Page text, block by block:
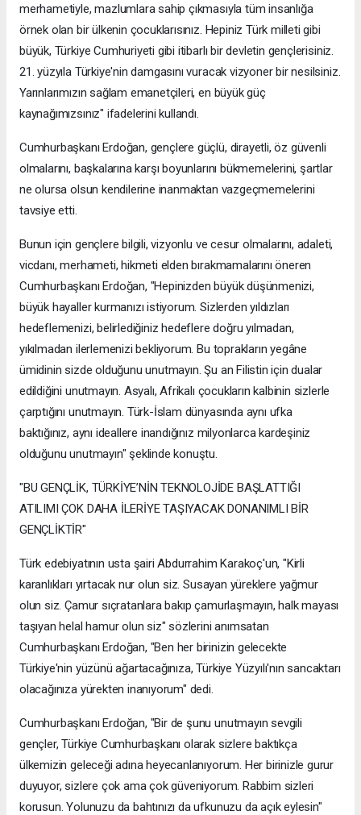
merhametiyle, mazlumlara sahip çıkmasıyla tüm insanlığa
örnek olan bir ülkenin çocuklarısınız. Hepiniz Türk milleti gibi
büyük, Türkiye Cumhuriyeti gibi itibarlı bir devletin gençlerisiniz.
21. yüzyıla Türkiye'nin damgasını vuracak vizyoner bir nesilsiniz.
Yarınlarımızın sağlam emanetçileri, en büyük güç
kaynağımızsınız" ifadelerini kullandı.
Cumhurbaşkanı Erdoğan, gençlere güçlü, dirayetli, öz güvenli
olmalarını, başkalarına karşı boyunlarını bükmemelerini, şartlar
ne olursa olsun kendilerine inanmaktan vazgeçmemelerini
tavsiye etti.
Bunun için gençlere bilgili, vizyonlu ve cesur olmalarını, adaleti,
vicdanı, merhameti, hikmeti elden bırakmamalarını öneren
Cumhurbaşkanı Erdoğan, "Hepinizden büyük düşünmenizi,
büyük hayaller kurmanızı istiyorum. Sizlerden yıldızları
hedeflemenizi, belirlediğiniz hedeflere doğru yılmadan,
yıkılmadan ilerlemenizi bekliyorum. Bu toprakların yegâne
ümidinin sizde olduğunu unutmayın. Şu an Filistin için dualar
edildiğini unutmayın. Asyalı, Afrikalı çocukların kalbinin sizlerle
çarptığını unutmayın. Türk-İslam dünyasında aynı ufka
baktığınız, aynı ideallere inandığınız milyonlarca kardeşiniz
olduğunu unutmayın" şeklinde konuştu.
"BU GENÇLİK, TÜRKİYE’NİN TEKNOLOJİDE BAŞLATTIĞI
ATILIMI ÇOK DAHA İLERİYE TAŞIYACAK DONANIMLI BİR
GENÇLİKTİR"
Türk edebiyatının usta şairi Abdurrahim Karakoç'un, "Kirli
karanlıkları yırtacak nur olun siz. Susayan yüreklere yağmur
olun siz. Çamur sıçratanlara bakıp çamurlaşmayın, halk mayası
taşıyan helal hamur olun siz" sözlerini anımsatan
Cumhurbaşkanı Erdoğan, "Ben her birinizin gelecekte
Türkiye'nin yüzünü ağartacağınıza, Türkiye Yüzyılı'nın sancaktarı
olacağınıza yürekten inanıyorum" dedi.
Cumhurbaşkanı Erdoğan, "Bir de şunu unutmayın sevgili
gençler, Türkiye Cumhurbaşkanı olarak sizlere baktıkça
ülkemizin geleceği adına heyecanlanıyorum. Her birinizle gurur
duyuyor, sizlere çok ama çok güveniyorum. Rabbim sizleri
korusun. Yolunuzu da bahtınızı da ufkunuzu da açık eylesin"